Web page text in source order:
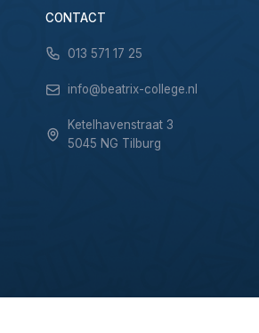
CONTACT
013 571 17 25
info@beatrix-college.nl
Ketelhavenstraat 3
5045 NG Tilburg